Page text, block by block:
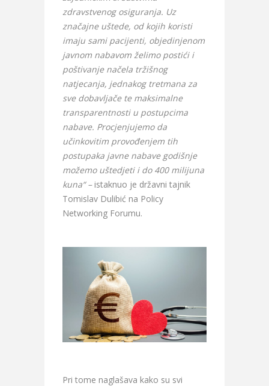
zdravstvenog osiguranja. Uz
značajne uštede, od kojih koristi
imaju sami pacijenti, objedinjenom
javnom nabavom želimo postići i
poštivanje načela tržišnog
natjecanja, jednakog tretmana za
sve dobavljače te maksimalne
transparentnosti u postupcima
nabave. Procjenjujemo da
učinkovitim provođenjem tih
postupaka javne nabave godišnje
možemo uštedjeti i do 400 milijuna
kuna“ – istaknuo je državni tajnik
Tomislav Dulibić na Policy
Networking Forumu.
Pri tome naglašava kako su svi